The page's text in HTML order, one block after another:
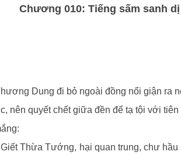
dị
Chương 010: Tiếng sấm sanh
Dung đi bỏ ngoài đồng nổi giận ra
nên quyết chết giữa đền để tạ tội với tiên
Thừa Tướng, hại quan trung, chư